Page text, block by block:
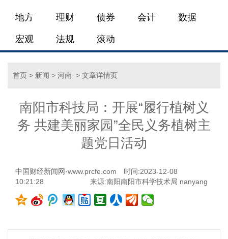
地方 理财 债券 会计 数据
宏观 法规 滚动
首页 > 新闻 > 河南 > 文章详情页
南阳市科技局：开展“履行植树义
务 共建美丽家园”全民义务植树主
题党日活动
中国财经新闻网·www.prcfe.com
时间:2023-12-08
10:21:28
来源:南阳南阳市科学技术局 nanyang